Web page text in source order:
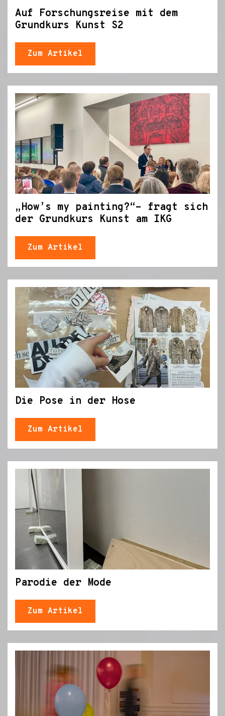
Auf Forschungsreise mit dem
Grundkurs Kunst S2
Zum Artikel
„How’s my painting?“- fragt sich
der Grundkurs Kunst am IKG
Zum Artikel
Die Pose in der Hose
Zum Artikel
Parodie der Mode
Zum Artikel